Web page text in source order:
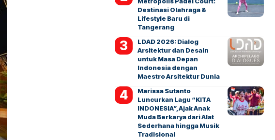
Destinasi Olahraga &
Lifestyle Baru di
Tangerang
LDAD 2026: Dialog
Arsitektur dan Desain
untuk Masa Depan
Indonesia dengan
Maestro Arsitektur Dunia
Marissa Sutanto
Luncurkan Lagu “KITA
INDONESIA”, Ajak Anak
Muda Berkarya dari Alat
Sederhana hingga Musik
Tradisional